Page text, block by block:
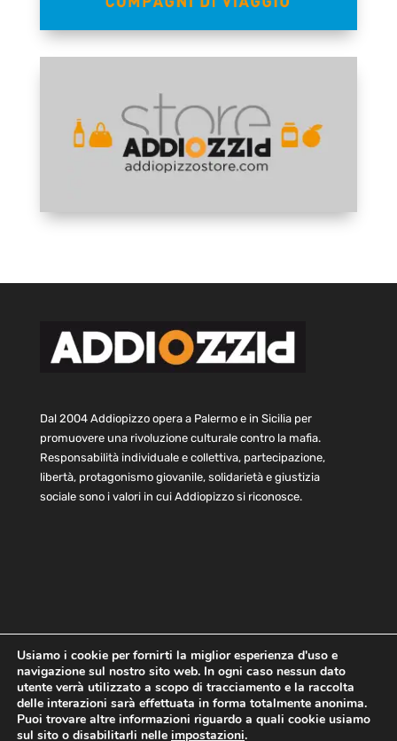
Dal 2004 Addiopizzo opera a Palermo e in Sicilia per
promuovere una rivoluzione culturale contro la mafia.
Responsabilità individuale e collettiva, partecipazione,
libertà, protagonismo giovanile, solidarietà e giustizia
sociale sono i valori in cui Addiopizzo si riconosce.
Home Statuto e bilancio
Contatti
Privacy
Cookie Child Protection Policy
Usiamo i cookie per fornirti la miglior esperienza d'uso e
navigazione sul nostro sito web. In ogni caso nessun dato
utente verrà utilizzato a scopo di tracciamento e la raccolta
delle interazioni sarà effettuata in forma totalmente anonima.
Puoi trovare altre informazioni riguardo a quali cookie usiamo
sul sito o disabilitarli nelle impostazioni.